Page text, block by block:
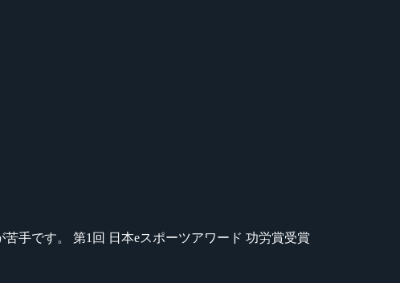
手です。 第1回 日本eスポーツアワード 功労賞受賞